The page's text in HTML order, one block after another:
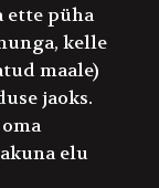
ette püha
kelle
maale)
jaoks.
elu